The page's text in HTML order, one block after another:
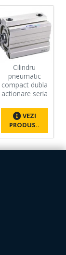
Cilindru
pneumatic
compact dubla
actionare seria
magnet,
Piston Ø12
mm, Cursa 10
mm
VEZI
PRODUS..